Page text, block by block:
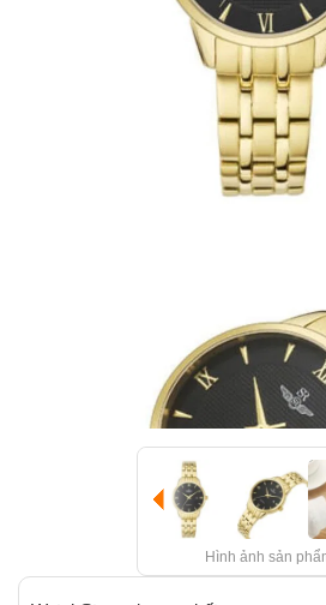
Hình ảnh sản